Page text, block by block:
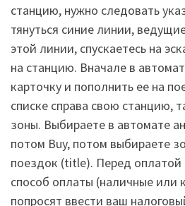
станцию, нужно следовать
тянуться синие линии,
этой линии, спускаетесь на
на станцию. Вначале в
карточку и пополнить ее на
списке справа свою станцию,
зоны. Выбираете в автомате
потом Buy, потом выбираете
поездок (title). Перед оплатой
способ оплаты (наличные или
попросят ввести ваш